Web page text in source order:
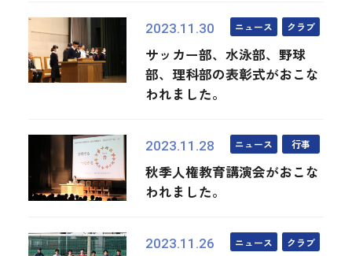
2023.11.30 ニュース クラブ
サッカー部、水泳部、野球
部、理科部の表彰式がおこな
われました。
2023.11.28 ニュース 行事
秋季人権教育講演会がおこな
われました。
2023.11.26 ニュース クラブ